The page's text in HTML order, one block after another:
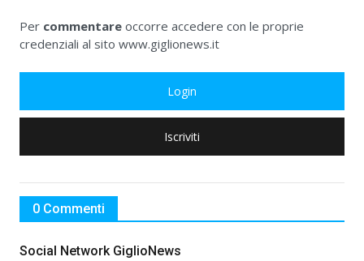
Per commentare occorre accedere con le proprie
credenziali al sito www.giglionews.it
Login
Iscriviti
0 Commenti
Social Network GiglioNews